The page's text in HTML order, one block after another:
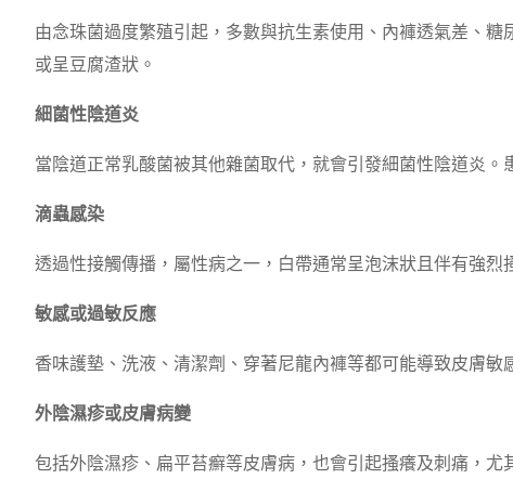
由念珠菌過度繁殖引起，多數與抗生素使用、內褲透氣差、
或呈豆腐渣狀。
細菌性陰道炎
當陰道正常乳酸菌被其他雜菌取代，就會引發細菌性陰道炎。
滴蟲感染
透過性接觸傳播，屬性病之一，白帶通常呈泡沫狀且伴有強烈
敏感或過敏反應
香味護墊、洗液、清潔劑、穿著尼龍內褲等都可能導致皮膚敏
外陰濕疹或皮膚病變
包括外陰濕疹、扁平苔癬等皮膚病，也會引起搔癢及刺痛，尤